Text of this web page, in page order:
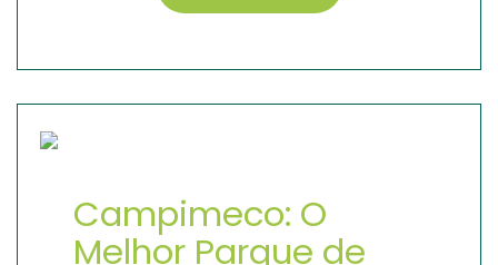
Campimeco: O
Melhor Parque de